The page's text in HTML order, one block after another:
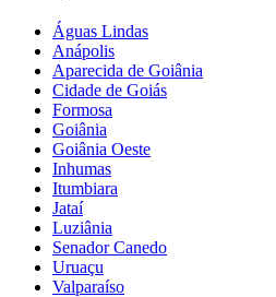
Águas Lindas
Anápolis
Aparecida de Goiânia
Cidade de Goiás
Formosa
Goiânia
Goiânia Oeste
Inhumas
Itumbiara
Jataí
Luziânia
Senador Canedo
Uruaçu
Valparaíso